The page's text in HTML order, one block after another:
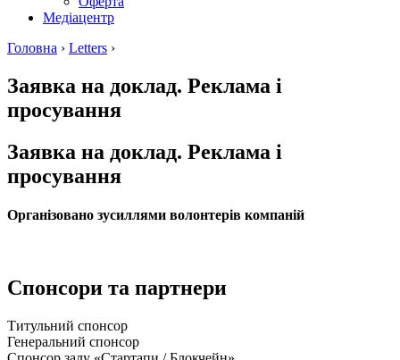
Медіацентр
Головна › Letters ›
Заявка на доклад. Реклама і
просування
Заявка на доклад. Реклама і
просування
Організовано зусиллями волонтерів компаній
Спонсори та партнери
Титульний спонсор
Генеральний спонсор